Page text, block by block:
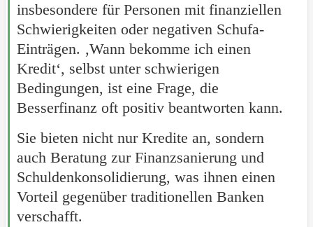
insbesondere für Personen mit finanziellen
Schwierigkeiten oder negativen Schufa-
Einträgen. ‚Wann bekomme ich einen
Kredit‘, selbst unter schwierigen
Bedingungen, ist eine Frage, die
Besserfinanz oft positiv beantworten kann.
Sie bieten nicht nur Kredite an, sondern
auch Beratung zur Finanzsanierung und
Schuldenkonsolidierung, was ihnen einen
Vorteil gegenüber traditionellen Banken
verschafft.